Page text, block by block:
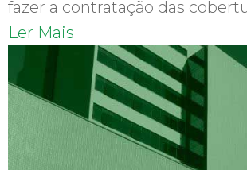
fazer a contratação das
Ler Mais